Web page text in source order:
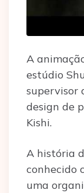
A
estúdio
supervisor
design de
Kishi.
A história
conhecido
uma